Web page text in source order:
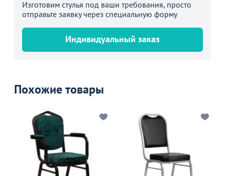
Изготовим стулья под ваши требования, просто
отправьте заявку через специальную форму
Индивидуальный заказ
Похожие товары